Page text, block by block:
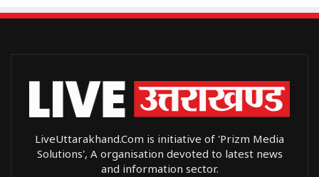
LiveUttarakhand.Com is initiative of 'Prizm Media
Solutions', A organisation devoted to latest news
and information sector.